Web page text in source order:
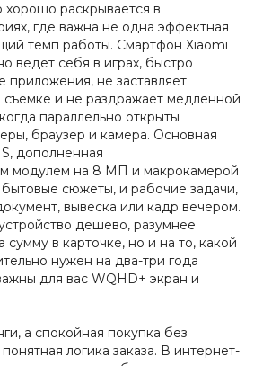
раскрывается в
где важна не одна эффектная
темп работы. Смартфон Xiaomi
ведёт себя в играх, быстро
приложения, не заставляет
и не раздражает медленной
параллельно открыты
браузер и камера. Основная
дополненная
модулем на 8 МП и макрокамерой
сюжеты, и рабочие задачи,
вывеска или кадр вечером.
дешево, разумнее
сумму в карточке, но и на то, какой
нужен на два-три года
для вас WQHD+ экран и
а спокойная покупка без
логика заказа. В интернет-